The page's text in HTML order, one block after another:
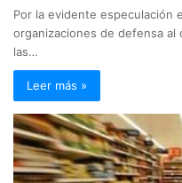
Por la evidente especulación
organizaciones de defensa al
las…
Leer más »